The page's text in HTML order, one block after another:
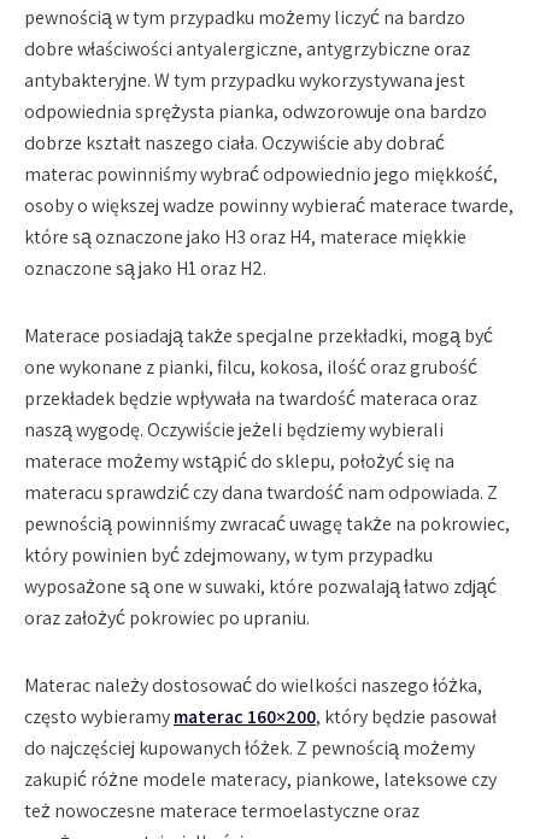
pewnością w tym przypadku możemy liczyć na bardzo
dobre właściwości antyalergiczne, antygrzybiczne oraz
antybakteryjne. W tym przypadku wykorzystywana jest
odpowiednia sprężysta pianka, odwzorowuje ona bardzo
dobrze kształt naszego ciała. Oczywiście aby dobrać
materac powinniśmy wybrać odpowiednio jego miękkość,
osoby o większej wadze powinny wybierać materace twarde,
które są oznaczone jako H3 oraz H4, materace miękkie
oznaczone są jako H1 oraz H2.
Materace posiadają także specjalne przekładki, mogą być
one wykonane z pianki, filcu, kokosa, ilość oraz grubość
przekładek będzie wpływała na twardość materaca oraz
naszą wygodę. Oczywiście jeżeli będziemy wybierali
materace możemy wstąpić do sklepu, położyć się na
materacu sprawdzić czy dana twardość nam odpowiada. Z
pewnością powinniśmy zwracać uwagę także na pokrowiec,
który powinien być zdejmowany, w tym przypadku
wyposażone są one w suwaki, które pozwalają łatwo zdjąć
oraz założyć pokrowiec po upraniu.
Materac należy dostosować do wielkości naszego łóżka,
często wybieramymaterac 160×200, który będzie pasował
do najczęściej kupowanych łóżek. Z pewnością możemy
zakupić różne modele materacy, piankowe, lateksowe czy
też nowoczesne materace termoelastyczne oraz